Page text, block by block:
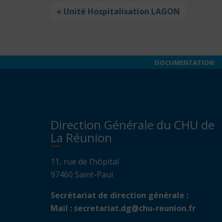
« Unité Hospitalisation LAGON
DOCUMENTATION
Direction Générale du CHU de
La Réunion
11, rue de l’hôpital
97460 Saint-Paul
Secrétariat de direction générale :
Mail : secretariat.dg@chu-reunion.fr